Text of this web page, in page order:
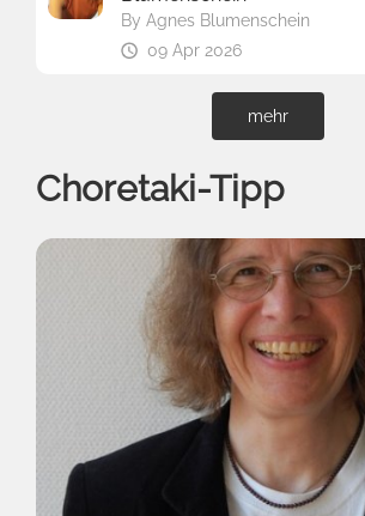
ByAgnes Blumenschein
09 Apr 2026
mehr
Choretaki-Tipp